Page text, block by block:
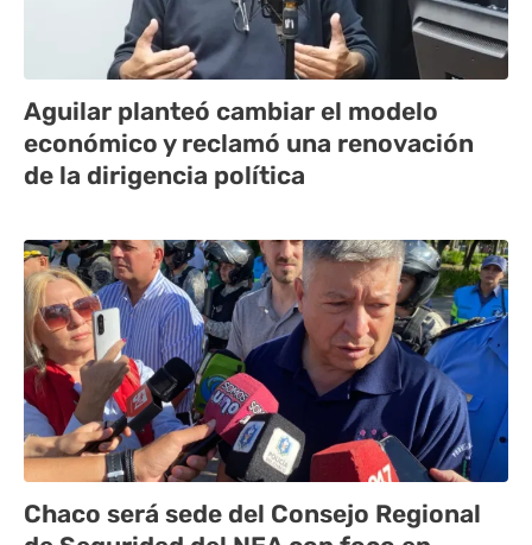
Aguilar planteó cambiar el modelo
económico y reclamó una renovación
de la dirigencia política
Chaco será sede del Consejo Regional